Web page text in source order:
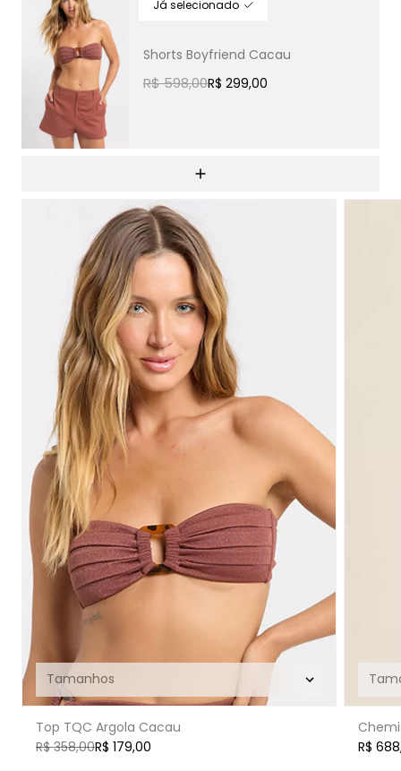
Shorts Boyfriend Cacau
R$ 598,00R$ 299,00
Top TQC Argola Cacau
R$ 358,00R$ 179,00
R$